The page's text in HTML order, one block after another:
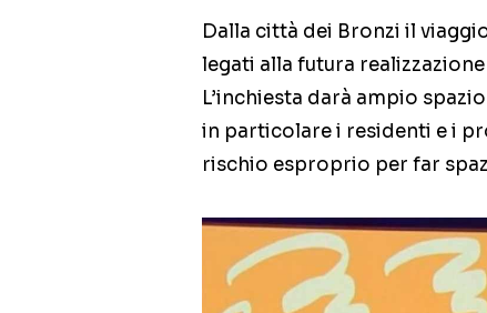
Dalla città dei Bronzi il
legati alla futura
L’inchiesta darà ampio
in particolare i residenti e i
rischio esproprio per far